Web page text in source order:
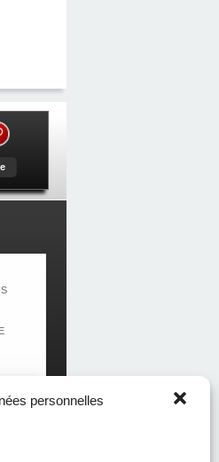
personnelles